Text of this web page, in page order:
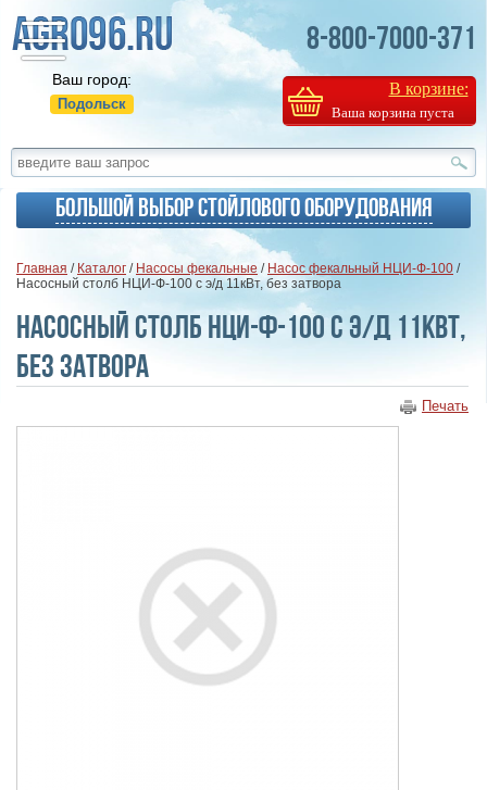
Ваш город:
Подольск
8-800-7000-371
В корзине:
Ваша корзина пуста
Большой выбор стойлового оборудования
Главная / Каталог / Насосы фекальные / Насос фекальный НЦИ-Ф-100 /
Насосный столб НЦИ-Ф-100 с э/д 11кВт, без затвора
Насосный столб НЦИ-Ф-100 с э/д 11кВт,
без затвора
Печать